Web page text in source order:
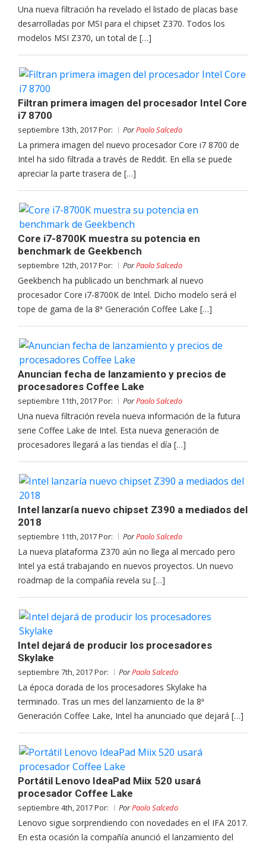
Una nueva filtración ha revelado el listado de placas base
desarrolladas por MSI para el chipset Z370. Todos los
modelos MSI Z370, un total de […]
Filtran primera imagen del procesador Intel Core
i7 8700
septiembre 13th, 2017 Por: PorPaolo Salcedo
La primera imagen del nuevo procesador Core i7 8700 de
Intel ha sido filtrada a través de Reddit. En ella se puede
apreciar la parte trasera de […]
Core i7-8700K muestra su potencia en
benchmark de Geekbench
septiembre 12th, 2017 Por: PorPaolo Salcedo
Geekbench ha publicado un benchmark al nuevo
procesador Core i7-8700K de Intel. Dicho modelo será el
tope de gama de la 8ª Generación Coffee Lake […]
Anuncian fecha de lanzamiento y precios de
procesadores Coffee Lake
septiembre 11th, 2017 Por: PorPaolo Salcedo
Una nueva filtración revela nueva información de la futura
serie Coffee Lake de Intel. Esta nueva generación de
procesadores llegará a las tiendas el día […]
Intel lanzaría nuevo chipset Z390 a mediados del
2018
septiembre 11th, 2017 Por: PorPaolo Salcedo
La nueva plataforma Z370 aún no llega al mercado pero
Intel ya está trabajando en nuevos proyectos. Un nuevo
roadmap de la compañía revela su […]
Intel dejará de producir los procesadores
Skylake
septiembre 7th, 2017 Por: PorPaolo Salcedo
La época dorada de los procesadores Skylake ha
terminado. Tras un mes del lanzamiento de la 8ª
Generación Coffee Lake, Intel ha anunciado que dejará […]
Portátil Lenovo IdeaPad Miix 520 usará
procesador Coffee Lake
septiembre 4th, 2017 Por: PorPaolo Salcedo
Lenovo sigue sorprendiendo con novedades en el IFA 2017.
En esta ocasión la compañía anunció el lanzamiento del